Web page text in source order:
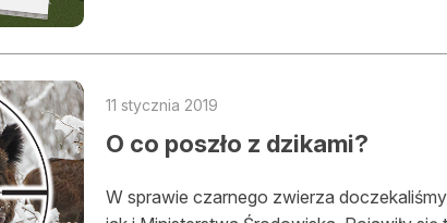
11 stycznia 2019
O co poszło z dzikami?
W sprawie czarnego zwierza